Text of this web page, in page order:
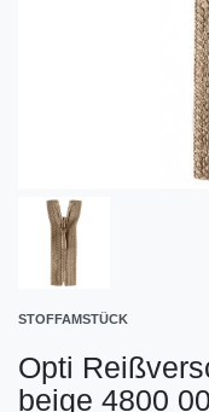
STOFFAMSTÜCK
Opti
beige 4800